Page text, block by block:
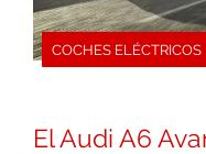
COCHES ELÉCTRICOS
El Audi A6